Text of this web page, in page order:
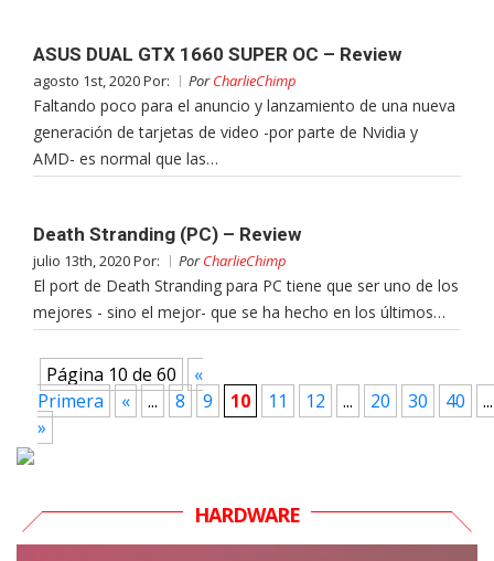
ASUS DUAL GTX 1660 SUPER OC – Review
agosto 1st, 2020 Por: PorCharlieChimp
Faltando poco para el anuncio y lanzamiento de una nueva
generación de tarjetas de video -por parte de Nvidia y
AMD- es normal que las…
Death Stranding (PC) – Review
julio 13th, 2020 Por: PorCharlieChimp
El port de Death Stranding para PC tiene que ser uno de los
mejores - sino el mejor- que se ha hecho en los últimos…
Página 10 de 60
«
Primera
« ... 8 9 10 11 12 ... 20 30 40
...
»
HARDWARE